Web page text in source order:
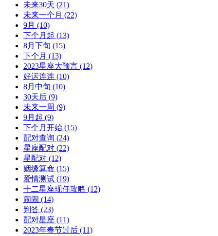
未来30天 (21)
未来一个月 (22)
9月 (10)
下个月起 (13)
8月下旬 (15)
下个月 (13)
2023星座大预言 (12)
好运连连 (10)
8月中旬 (10)
30天后 (9)
未来一周 (9)
9月起 (9)
下个月开始 (15)
配对查询 (24)
星座配对 (22)
星配对 (12)
姻缘算命 (15)
爱情测试 (19)
十二星座现任攻略 (12)
闹闹 (14)
判答 (23)
配对星座 (11)
2023年春节过后 (11)